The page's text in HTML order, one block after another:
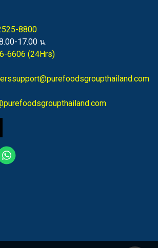
8800
17.00 น.
6606 (24Hrs)